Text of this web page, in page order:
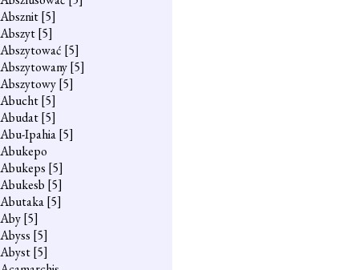
Absznit[5]
Abszyt[5]
Abszytować [5]
Abszytowany[5]
Abszytowy[5]
Abucht[5]
Abudat[5]
Abu-Ipahia[5]
Abukepo
Abukeps [5]
Abukesb [5]
Abutaka[5]
Aby[5]
Abyss [5]
Abyst[5]